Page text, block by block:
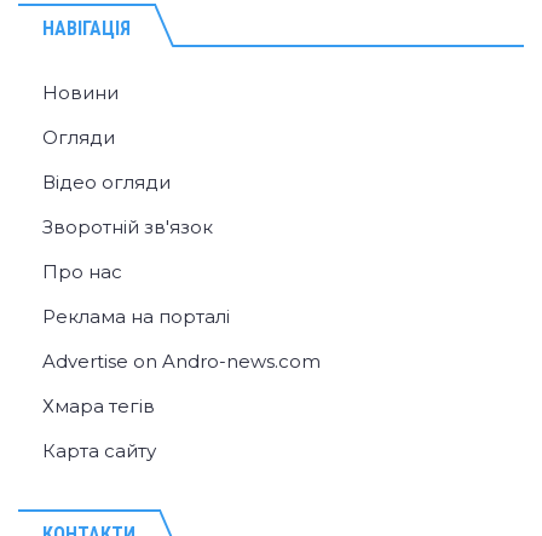
НАВІГАЦІЯ
Новини
Огляди
Відео огляди
Зворотній зв'язок
Про нас
Реклама на порталі
Advertise on Andro-news.com
Хмара тегів
Карта сайту